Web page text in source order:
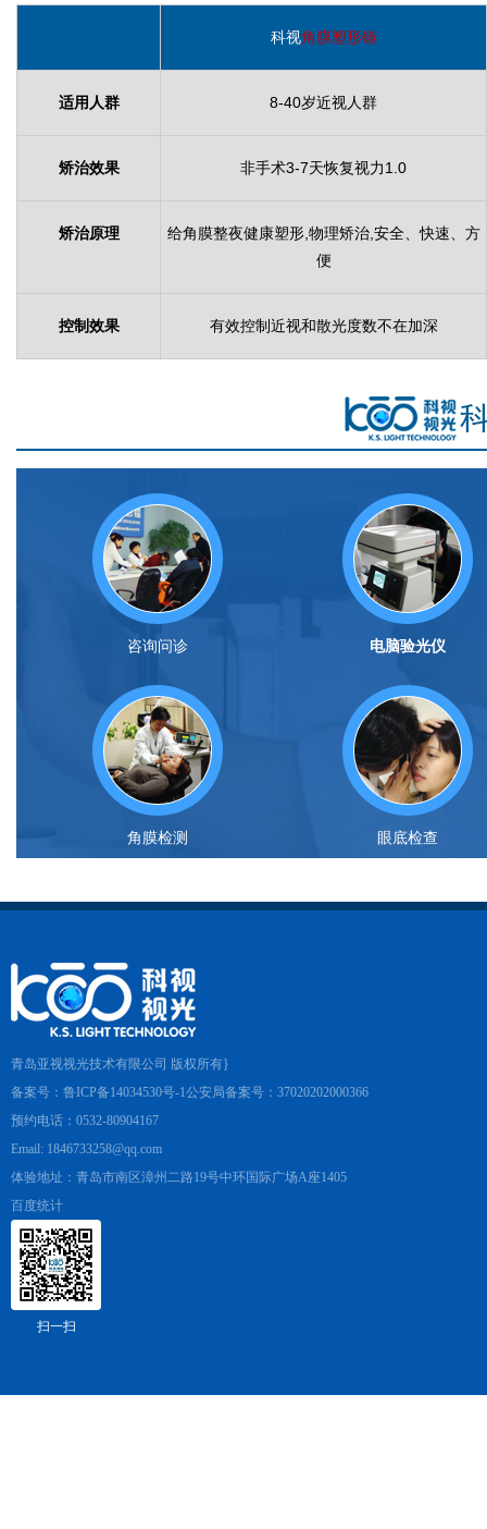
科视角膜塑形镜
适用人群 8-40岁近视人群
矫治效果 非手术3-7天恢复视力1.0
矫治原理
给角膜整夜健康塑形,物理矫治,安全、快速、方
便
控制效果 有效控制近视和散光度数不在加深
咨询问诊 电脑验光仪
角膜检测 眼底检查
青岛亚视视光技术有限公司 版权所有}
备案号：鲁ICP备14034530号-1公安局备案号：37020202000366
预约电话：0532-80904167
Email: 1846733258@qq.com
体验地址：青岛市南区漳州二路19号中环国际广场A座1405
百度统计
扫一扫